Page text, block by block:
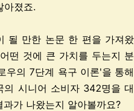
아졌죠.
될 만한 논문 한 편을 가져왔
떤 것에 큰 가치를 두는지 분
우의 7단계 욕구 이론'을 통해
시니어 소비자 342명을 대
가 나왔는지 알아볼까요?